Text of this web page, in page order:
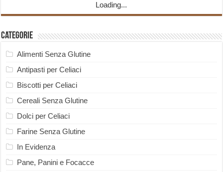
Loading...
Categorie
Alimenti Senza Glutine
Antipasti per Celiaci
Biscotti per Celiaci
Cereali Senza Glutine
Dolci per Celiaci
Farine Senza Glutine
In Evidenza
Pane, Panini e Focacce